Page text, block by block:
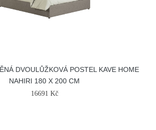
DVOULŮŽKOVÁ POSTEL KAVE HOME
NAHIRI 180 X 200 CM
16691 Kč